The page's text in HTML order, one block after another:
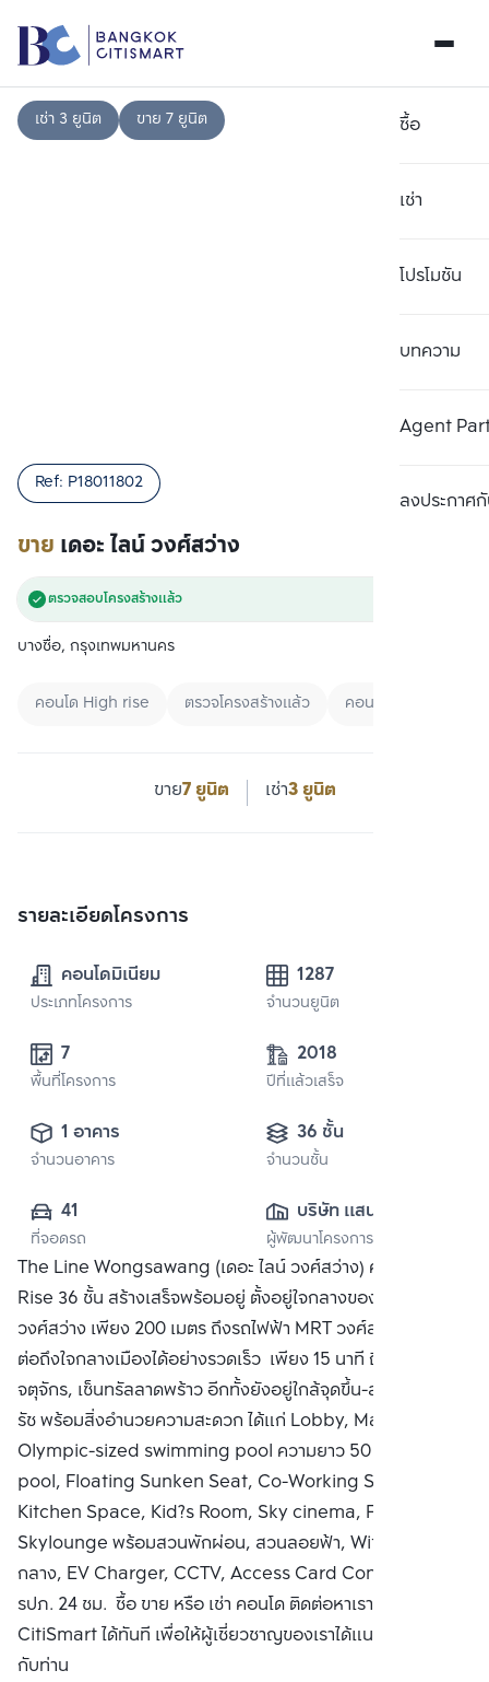
ซื้อ
เช่า
โปรโมชัน
บทความ
Agent
ลงประกาศกั
เช่า 3 ยูนิต ขาย 7 ยูนิต
ขาย เดอะ ไลน์ วงศ์สว่าง
Ref: P18011802
ตรวจสอบโครงสร้างแล้ว
บางซื่อ, กรุงเทพมหานคร
คอนโด High rise ตรวจโครงสร้างแล้ว คอนโดใกล้สวน
ขาย7 ยูนิต เช่า3 ยูนิต
รายละเอียดโครงการ
คอนโดมิเนียม
ประเภทโครงการ
1287
จำนวนยูนิต
7
พื้นที่โครงการ
2018
ปีที่แล้วเสร็จ
1 อาคาร
จำนวนอาคาร
36 ชั้น
จำนวนชั้น
41
ที่จอดรถ
บริษัท แสนสิริ
จำกัด (มหาชน)
ผู้พัฒนาโครงการ
The Line Wongsawang (เดอะ ไลน์ วงศ์สว่าง) คอนโด High
Rise 36 ชั้น สร้างเสร็จพร้อมอยู่ ตั้งอยู่ใจกลางของย่าน
วงศ์สว่าง เพียง 200 เมตร ถึงรถไฟฟ้า MRT วงศ์สว่าง จุดเชื่อม
ต่อถึงใจกลางเมืองได้อย่างรวดเร็ว เพียง 15 นาที ถึง อารีย์,
จตุจักร, เซ็นทรัลลาดพร้าว อีกทั้งยังอยู่ใกล้จุดขึ้น-ลงทางด่วนศรี
รัช พร้อมสิ่งอำนวยความสะดวก ได้แก่ Lobby, Mail room,
Olympic-sized swimming pool ความยาว 50 เมตร, Kid?s
pool, Floating Sunken Seat, Co-Working Space, Co-
Kitchen Space, Kid?s Room, Sky cinema, Fitness,
Skylounge พร้อมสวนพักผ่อน, สวนลอยฟ้า, Wifi ในพื้นที่ส่วน
กลาง, EV Charger, CCTV, Access Card Control พร้อม
รปภ. 24 ชม. ซื้อ ขาย หรือ เช่า คอนโด ติดต่อหาเรา Bangkok
CitiSmart ได้ทันที เพื่อให้ผู้เชี่ยวชาญของเราได้แนะนำคอนโดให้
กับท่าน